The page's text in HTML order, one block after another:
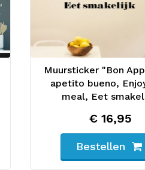
Muursticker "Bon
apetito bueno,
meal, Eet
€ 16,95
Bestellen